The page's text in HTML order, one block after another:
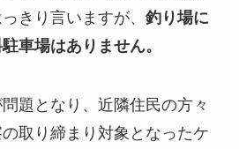
きり言いますが、 釣り場に
車場はありません。
題となり、近隣住民の方々
取り締まり対象となったケ